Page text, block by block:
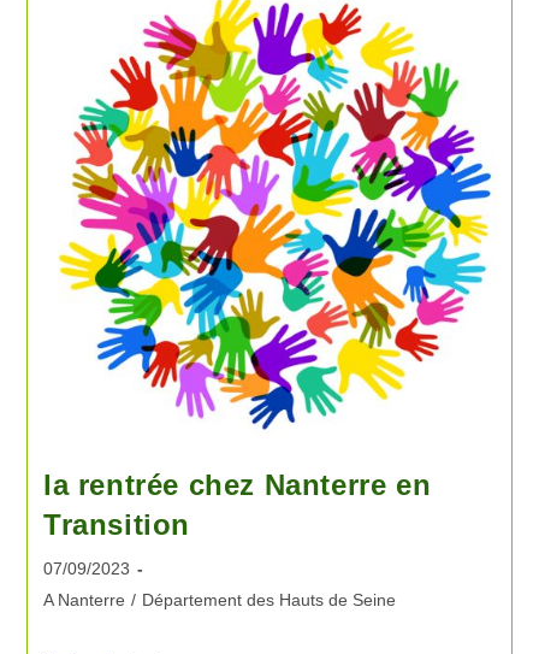
la rentrée chez Nanterre en
Transition
07/09/2023
A Nanterre / Département des Hauts de Seine